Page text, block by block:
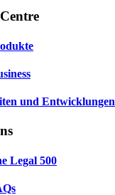
und Entwicklungen
Legal 500